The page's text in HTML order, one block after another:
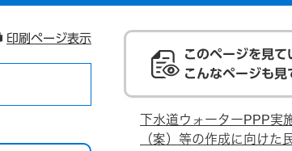
印刷ページ表示
このページを見て
こんなページも見
下水道ウォーターPPP実
（案）等の作成に向けた